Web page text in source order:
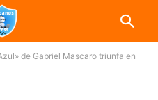
de Gabriel Mascaro triunfa en